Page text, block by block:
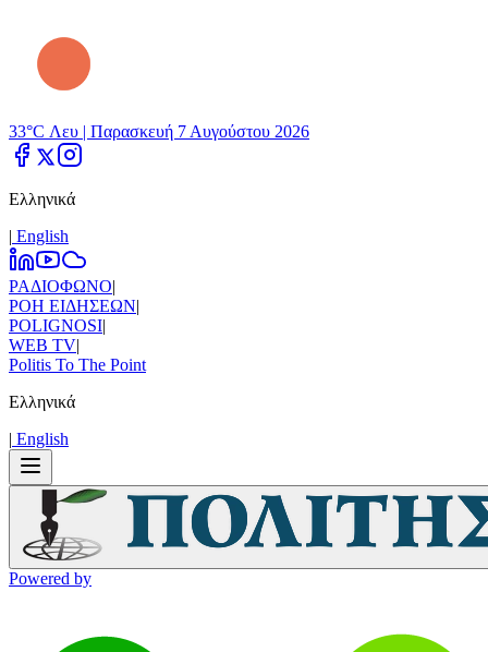
33°C Λευ | Παρασκευή 7 Αυγούστου 2026
Ελληνικά
| Εnglish
ΡΑΔΙΟΦΩΝΟ|
ΡΟΗ ΕΙΔΗΣΕΩΝ|
POLIGNOSI|
WEB TV|
Politis To The Point
Ελληνικά
| Εnglish
Powered by